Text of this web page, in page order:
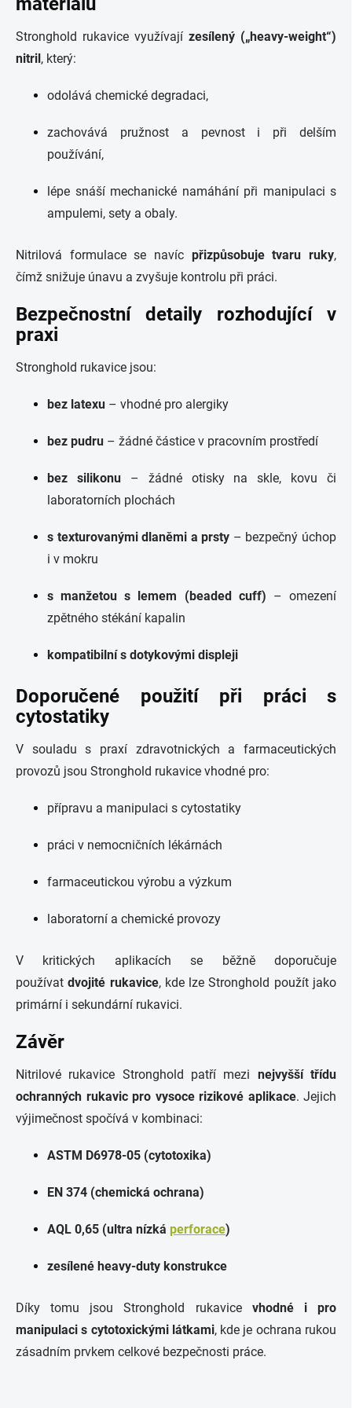
Stronghold rukavice využívají zesílený („heavy-weight“)
nitril, který:
odolává chemické degradaci,
zachovává pružnost a pevnost i při delším
používání,
lépe snáší mechanické namáhání při manipulaci s
ampulemi, sety a obaly.
Nitrilová formulace se navíc přizpůsobuje tvaru ruky,
čímž snižuje únavu a zvyšuje kontrolu při práci.
Bezpečnostní detaily rozhodující v
praxi
Stronghold rukavice jsou:
bez latexu – vhodné pro alergiky
bez pudru – žádné částice v pracovním prostředí
bez silikonu– žádné otisky na skle, kovu či
laboratorních plochách
s texturovanými dlaněmi a prsty – bezpečný úchop
i v mokru
s manžetou s lemem (beaded cuff) – omezení
zpětného stékání kapalin
kompatibilní s dotykovými displeji
Doporučené použití při práci s
cytostatiky
V souladu s praxí zdravotnických a farmaceutických
provozů jsou Stronghold rukavice vhodné pro:
přípravu a manipulaci s cytostatiky
práci v nemocničních lékárnách
farmaceutickou výrobu a výzkum
laboratorní a chemické provozy
V kritických aplikacích se běžně doporučuje
používatdvojité rukavice, kde lze Stronghold použít jako
primární i sekundární rukavici.
Závěr
Nitrilové rukavice Stronghold patří mezi nejvyšší třídu
ochranných rukavic pro vysoce rizikové aplikace. Jejich
výjimečnost spočívá v kombinaci:
ASTM D6978-05 (cytotoxika)
EN 374 (chemická ochrana)
AQL 0,65 (ultra nízká perforace)
zesílené heavy-duty konstrukce
Díky tomu jsou Stronghold rukavice vhodné i pro
manipulaci s cytotoxickými látkami, kde je ochrana rukou
zásadním prvkem celkové bezpečnosti práce.